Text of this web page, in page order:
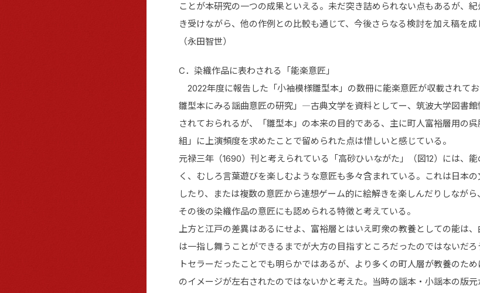
ことが本研究の一つの成果といえる。未だ突き詰められない点もあるが、
き受けながら、他の作例との比較も通じて、今後さらなる検討を加え稿を成
（永田智世）
C．染織作品に表わされる「能楽意匠」
2022年度に報告した「小袖模様雛型本」の数冊に能楽意匠が収載されて
雛型本にみる謡曲意匠の研究」―古典文学を資料としてー、筑波大学図書
されておられるが、「雛型本」の本来の目的である、主に町人富裕層用の
組」に上演頻度を求めたことで留められた点は惜しいと感じている。
元禄三年（1690）刊と考えられている「高砂ひいながた」（図12）には、
く、むしろ言葉遊びを楽しむような意匠も多々含まれている。これは日本
したり、または複数の意匠から連想ゲーム的に絵解きを楽しんだりしなが
その後の染織作品の意匠にも認められる特徴と考えている。
上方と江戸の差異はあるにせよ、富裕層とはいえ町衆の教養としての能は
は一指し舞うことができるまでが大方の目指すところだったのではないだ
トセラーだったことでも明らかではあるが、より多くの町人層が教養のた
のイメージが左右されたのではないかと考えた。当時の謡本・小謡本の版